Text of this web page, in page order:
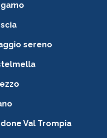
sereno
Val Trompia